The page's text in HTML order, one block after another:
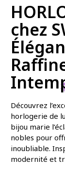
chez
Découvrez
horlogerie de
bijou marie
nobles pour
inoubliable.
modernité et